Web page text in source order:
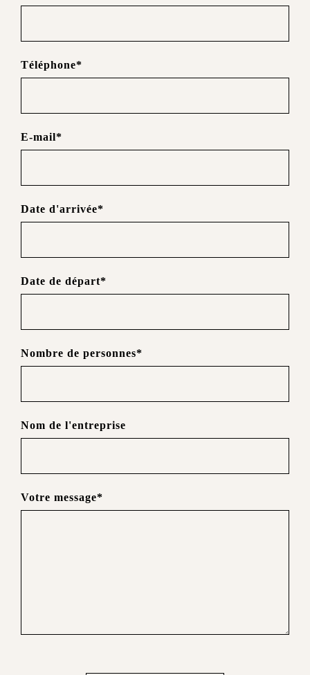
Téléphone*
E-mail*
Date d'arrivée*
Date de départ*
Nombre de personnes*
Nom de l'entreprise
Votre message*